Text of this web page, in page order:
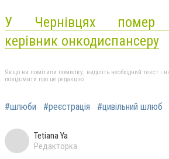
У Чернівцях помер
керівник онкодиспансеру
Якщо ви помітили помилку, виділіть необхідний текст і
повідомити про це редакцію
#шлюби #реєстрація #цивільний шлюб
Tetiana Ya
Редакторка